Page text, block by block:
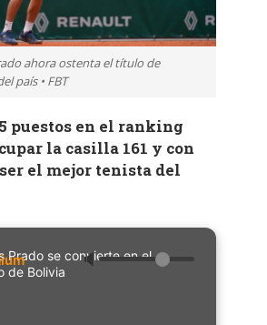
ahora ostenta el título de
país • FBT
puestos en el ranking
la casilla 161 y con
el mejor tenista del
Prado se convierte en el
de Bolivia
🔈